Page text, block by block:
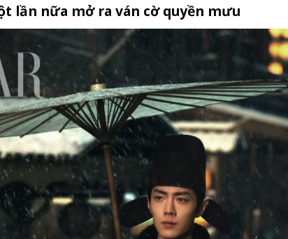
lần nữa mở ra ván cờ quyền mưu